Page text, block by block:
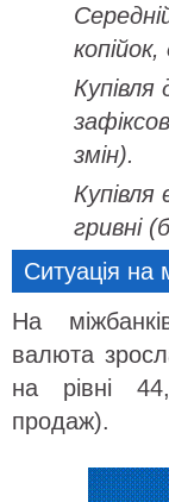
Купівля
змін).
гривні
Ситуація на
На
валюта
на рівні
продаж).